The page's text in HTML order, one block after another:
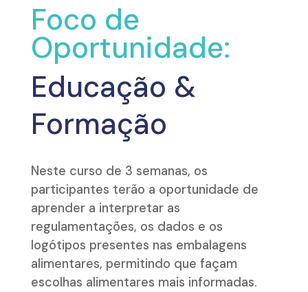
Foco de
Oportunidade:
Educação &
Formação
Neste curso de 3 semanas, os
participantes terão a oportunidade de
aprender a interpretar as
regulamentações, os dados e os
logótipos presentes nas embalagens
alimentares, permitindo que façam
escolhas alimentares mais informadas.